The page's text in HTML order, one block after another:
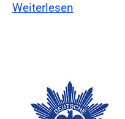
Weiterlesen